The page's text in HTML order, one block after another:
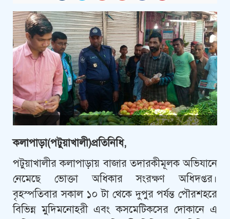
কলাপাড়া(পটুয়াখালী)প্রতিনিধি,
পটুয়াখালীর কলাপাড়ায় বাজার তদারকীমূলক অভিযানে
নেমেছে ভোক্তা অধিকার সংরক্ষণ অধিদপ্তর।
বৃহস্পতিবার সকাল ১০ টা থেকে দুপুর পর্যন্ত পৌরশহরে
বিভিন্ন মুদিমনোহরী এবং কসমেটিকসের দোকানে এ